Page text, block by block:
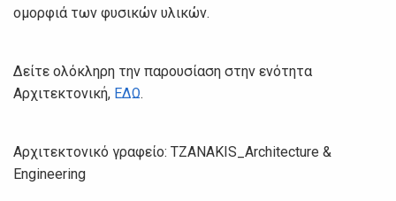
ομορφιά των φυσικών υλικών.
Δείτε ολόκληρη την παρουσίαση στην ενότητα
Αρχιτεκτονική, ΕΔΩ.
Αρχιτεκτονικό γραφείο: TZANAKIS_Architecture &
Engineering